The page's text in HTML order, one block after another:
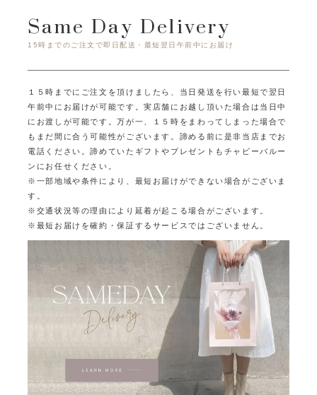
Same Day Delivery
15時までのご注文で即日配送・最短翌日午前中にお届け
１５時までにご注文を頂けましたら、当日発送を行い最短で翌日
午前中にお届けが可能です。実店舗にお越し頂いた場合は当日中
にお渡しが可能です。万が一、１５時をまわってしまった場合で
もまだ間に合う可能性がございます。 諦める前に是非当店までお
電話ください。諦めていたギフトやプレゼントもチャビーバルー
ンにお任せください。
※一部地域や条件により、最短お届けができない場合がございま
す。
※交通状況等の理由により延着が起こる場合がございます。
※最短お届けを確約・保証するサービスではございません。